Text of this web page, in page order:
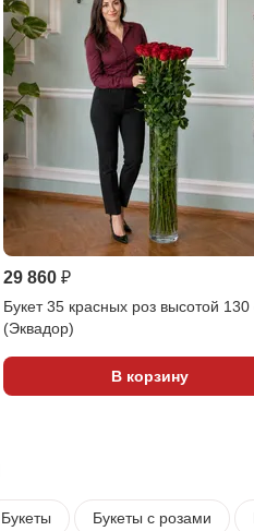
29 860 ₽
Букет 35 красных роз высотой 130
(Эквадор)
В корзину
Букеты Букеты с розами